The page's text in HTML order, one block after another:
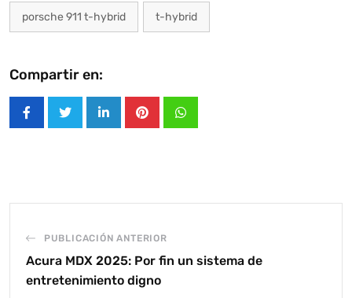
porsche 911 t-hybrid t-hybrid
Compartir en:
LinkedInPinterestWhatsapp
PUBLICACIÓN ANTERIOR
Acura MDX 2025: Por fin un sistema de
entretenimiento digno